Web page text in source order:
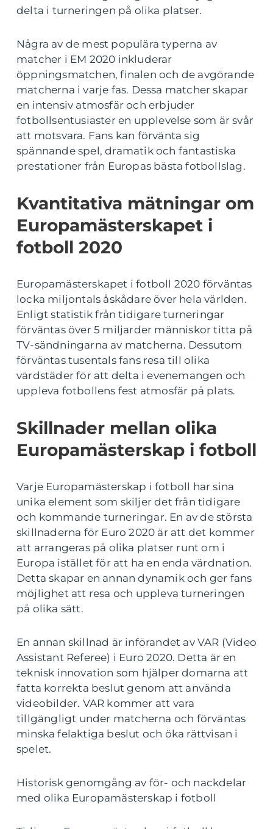
delta i turneringen på olika platser.
Några av de mest populära typerna av
matcher i EM 2020 inkluderar
öppningsmatchen, finalen och de avgörande
matcherna i varje fas. Dessa matcher skapar
en intensiv atmosfär och erbjuder
fotbollsentusiaster en upplevelse som är svår
att motsvara. Fans kan förvänta sig
spännande spel, dramatik och fantastiska
prestationer från Europas bästa fotbollslag.
Kvantitativa mätningar om
Europamästerskapet i
fotboll 2020
Europamästerskapet i fotboll 2020 förväntas
locka miljontals åskådare över hela världen.
Enligt statistik från tidigare turneringar
förväntas över 5 miljarder människor titta på
TV-sändningarna av matcherna. Dessutom
förväntas tusentals fans resa till olika
värdstäder för att delta i evenemangen och
uppleva fotbollens fest atmosfär på plats.
Skillnader mellan olika
Europamästerskap i fotboll
Varje Europamästerskap i fotboll har sina
unika element som skiljer det från tidigare
och kommande turneringar. En av de största
skillnaderna för Euro 2020 är att det kommer
att arrangeras på olika platser runt om i
Europa istället för att ha en enda värdnation.
Detta skapar en annan dynamik och ger fans
möjlighet att resa och uppleva turneringen
på olika sätt.
En annan skillnad är införandet av VAR (Video
Assistant Referee) i Euro 2020. Detta är en
teknisk innovation som hjälper domarna att
fatta korrekta beslut genom att använda
videobilder. VAR kommer att vara
tillgängligt under matcherna och förväntas
minska felaktiga beslut och öka rättvisan i
spelet.
Historisk genomgång av för- och nackdelar
med olika Europamästerskap i fotboll